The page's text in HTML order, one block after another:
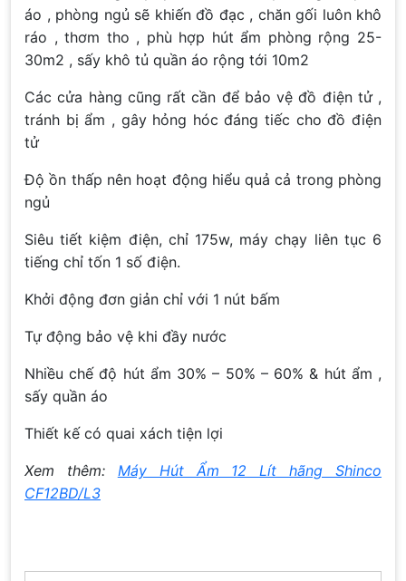
áo , phòng ngủ sẽ khiến đồ đạc , chăn gối luôn khô
ráo , thơm tho , phù hợp hút ẩm phòng rộng 25-
30m2 , sấy khô tủ quần áo rộng tới 10m2
Các cửa hàng cũng rất cần để bảo vệ đồ điện tử ,
tránh bị ẩm , gây hỏng hóc đáng tiếc cho đồ điện
tử
Độ ồn thấp nên hoạt động hiểu quả cả trong phòng
ngủ
Siêu tiết kiệm điện, chỉ 175w, máy chạy liên tục 6
tiếng chỉ tốn 1 số điện.
Khởi động đơn giản chỉ với 1 nút bấm
Tự động bảo vệ khi đầy nước
Nhiều chế độ hút ẩm 30% – 50% – 60% & hút ẩm ,
sấy quần áo
Thiết kế có quai xách tiện lợi
Xem thêm: Máy Hút Ẩm 12 Lít hãng Shinco
CF12BD/L3